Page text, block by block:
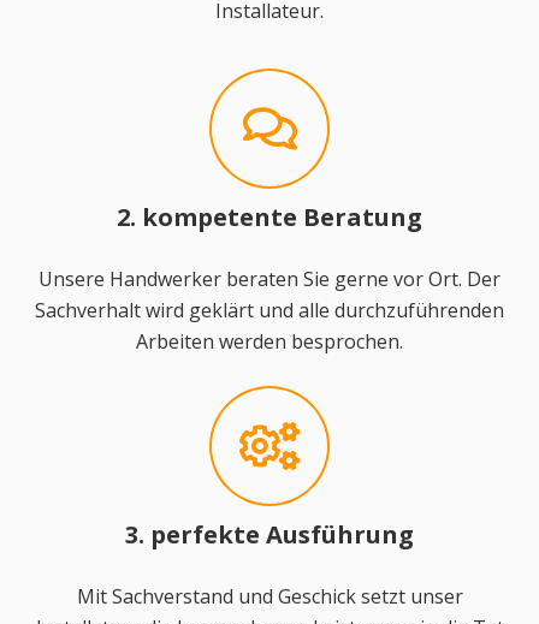
Installateur.
2. kompetente Beratung
Unsere Handwerker beraten Sie gerne vor Ort. Der
Sachverhalt wird geklärt und alle durchzuführenden
Arbeiten werden besprochen.
3. perfekte Ausführung
Mit Sachverstand und Geschick setzt unser